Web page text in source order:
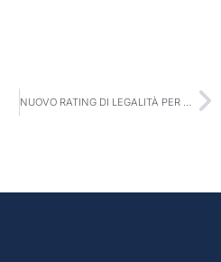
NUOVO RATING DI LEGALITÀ PER R1 S.P.A.